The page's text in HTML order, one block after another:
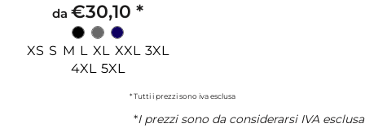
da €30,10 *
XS S M L XL XXL 3XL
4XL 5XL
* Tutti i prezzi sono iva esclusa
*I prezzi sono da considerarsi IVA esclusa